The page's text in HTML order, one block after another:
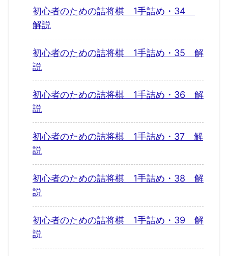
初心者のための詰将棋 1手詰め・34
解説
初心者のための詰将棋 1手詰め・35 解
説
初心者のための詰将棋 1手詰め・36 解
説
初心者のための詰将棋 1手詰め・37 解
説
初心者のための詰将棋 1手詰め・38 解
説
初心者のための詰将棋 1手詰め・39 解
説